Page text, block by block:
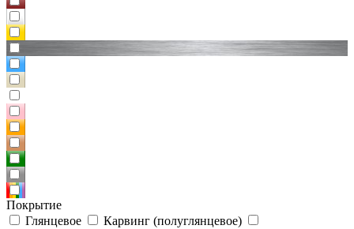
Покрытие
Глянцевое
Карвинг (полуглянцевое)